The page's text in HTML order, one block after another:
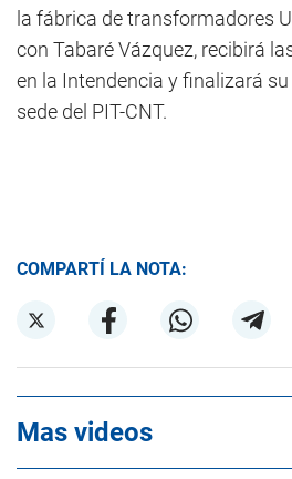
la fábrica de transformadores
con Tabaré Vázquez, recibirá
en la Intendencia y finalizará
sede del PIT-CNT.
COMPARTÍ LA NOTA:
Mas videos